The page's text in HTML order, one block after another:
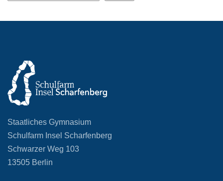
Staatliches Gymnasium
Schulfarm Insel Scharfenberg
Schwarzer Weg 103
13505 Berlin